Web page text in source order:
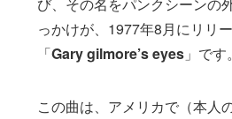
っかけが、1977年8月にリリ
「Gary gilmore’s eyes 」です。
この曲は、アメリカで（本人